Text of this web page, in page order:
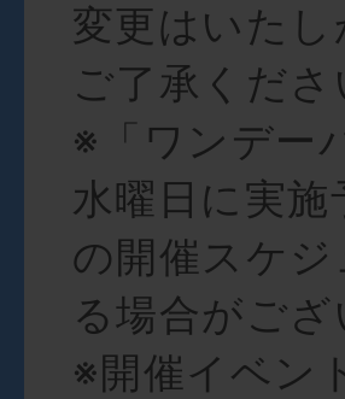
変更はいた
ご了承くださ
※「ワンデー
水曜日に実
の開催スケ
る場合がござ
※開催イベン